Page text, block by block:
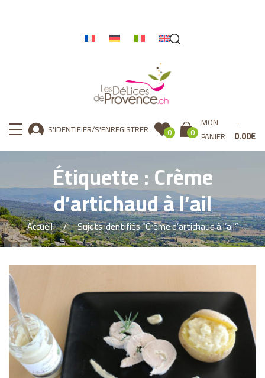
S'IDENTIFIER/S'ENREGISTRER 0 0
MON
PANIER
0.00€
Étiquette :Crème
d’artichaud à l’ail
Accueil Sujets identifiés “Crème d’artichaud à l’ail”